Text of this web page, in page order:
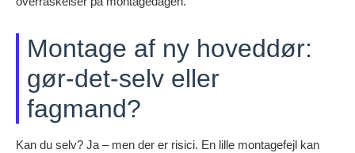
Montage af ny hoveddør:
gør-det-selv eller
fagmand?
Kan du selv? Ja – men der er risici. En lille montagefejl kan